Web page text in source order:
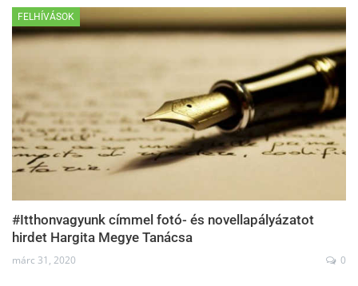
FELHÍVÁSOK
#Itthonvagyunk címmel fotó- és novellapályázatot
hirdet Hargita Megye Tanácsa
márc 31, 2020 0